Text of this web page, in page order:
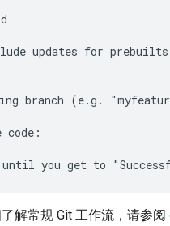
branch (e.g.
解常规 Git 工作流，请参阅